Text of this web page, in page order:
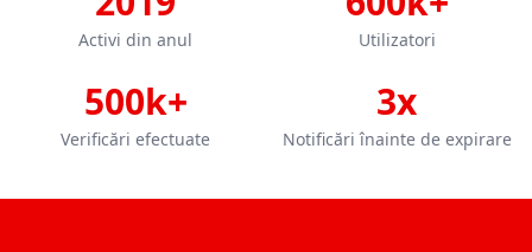
Activi din anul Utilizatori
500k+
Verificări efectuate
3x
Notificări înainte de expirare